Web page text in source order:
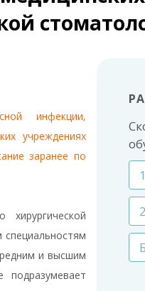
инфекции,
учреждениях
заранее по
и высшим
подразумевает